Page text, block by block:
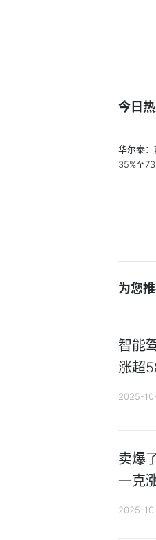
今日
华尔泰：
35%至
为您
智能
涨超
2025-
卖爆
一克
2025-